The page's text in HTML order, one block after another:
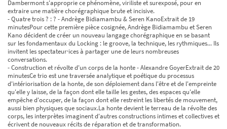
Dambermont s'approprie ce phénomène, viriliste et surexposé, pour en
extraire une matière chorégraphique brute et incisive.
- Quatre trois ? : ? - Andrège Bidiamambu & Seren KanoExtrait de 19
minutesPour cette première pièce cosignée, Andrège Bidiamambu et Seren
Kano décident de créer un nouveau langage chorégraphique en se basant
sur les fondamentaux du Locking : le groove, la technique, les rythmiques... Ils
invitent les spectateur·ices à partager une de leurs nombreuses
conversations.
- Construction et révolte d'un corps de la honte - Alexandre GoyerExtrait de 20
minutesCe trio est une traversée analytique et poétique du processus
d'intériorisation de la honte, de son déploiement dans l'être et de l'empreinte
qu'elle y laisse, de la façon dont elle taille les gestes, des espaces qu'elle
empêche d'occuper, de la façon dont elle restreint les libertés de mouvement,
aussi bien physiques que sociaux.La honte devient le terreau de la révolte des
corps, les interprètes imaginent d'autres constructions intimes et collectives et
écrivent de nouveaux récits de réparation et de transformation.